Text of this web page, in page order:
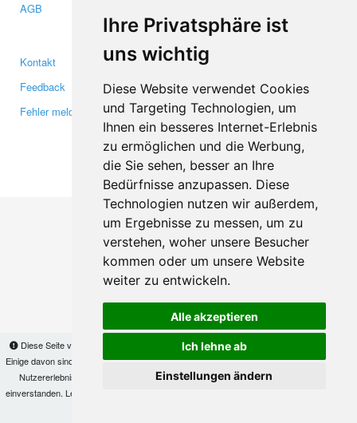
Ihre Privatsphäre ist
uns wichtig
Diese Website verwendet Cookies
und Targeting Technologien, um
Ihnen ein besseres Internet-Erlebnis
zu ermöglichen und die Werbung,
die Sie sehen, besser an Ihre
Bedürfnisse anzupassen. Diese
Technologien nutzen wir außerdem,
um Ergebnisse zu messen, um zu
verstehen, woher unsere Besucher
kommen oder um unsere Website
weiter zu entwickeln.
Alle akzeptieren
Ich lehne ab
Einstellungen ändern
Diese Seite verwendet Cookies, um Informationen auf Ihrem Computer zu speichern.
Einige davon sind notwendig, damit unsere Seite funktioniert, andere helfen uns dabei, das
Nutzererlebnis zu verbessern. Mit der Nutzung dieser Seite erklären Sie sich damit
einverstanden. Lesen Sie unsere
AGB
Medien
Kontakt
Feedback
Fehler melden
Facebook
Twitter
YouTube
Google+
Makis© Copyright 2026